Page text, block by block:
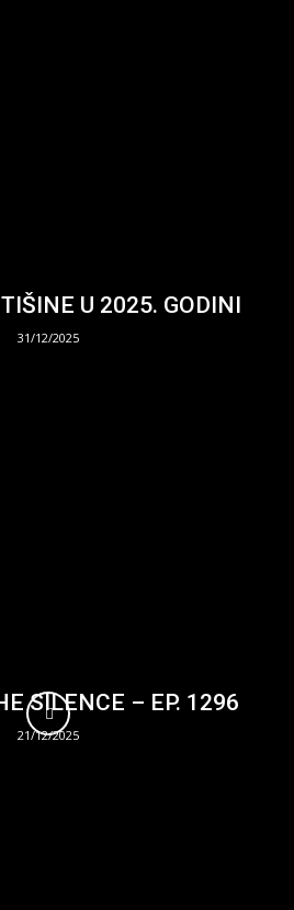
U 2025. GODINI
31/12/2025
SILENCE – EP. 1296
21/12/2025